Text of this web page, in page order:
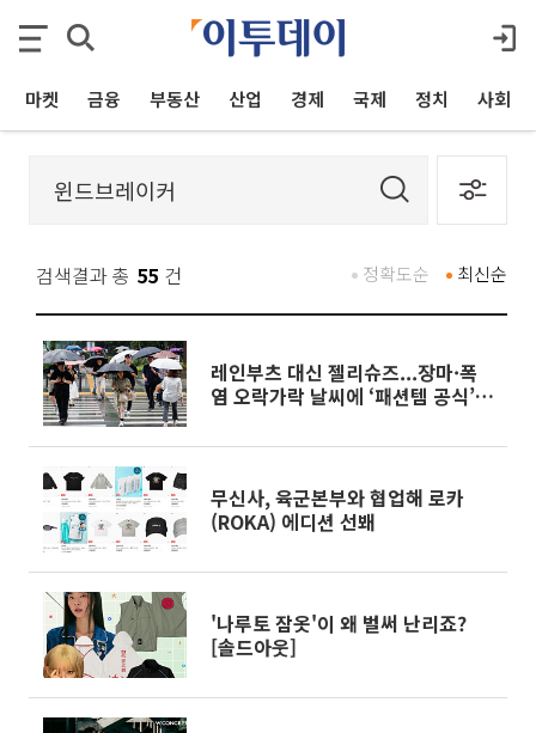
마켓 금융 부동산 산업 경제 국제 정치 사회
검색결과 총 55 건 최신순
정확도순
레인부츠 대신 젤리슈즈...장마·폭
염 오락가락 날씨에 ‘패션템 공식’
무신사, 육군본부와 협업해 로카
(ROKA) 에디션 선봬
'나루토 잠옷'이 왜 벌써 난리죠?
[솔드아웃]